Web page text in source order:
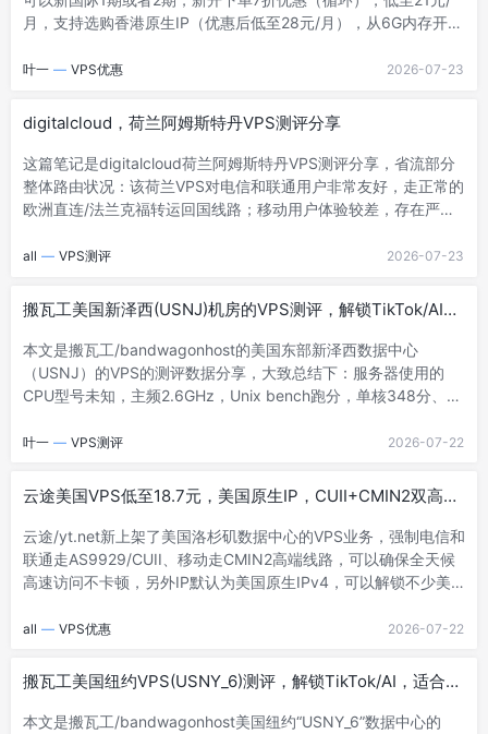
月，支持选购香港原生IP（优惠后低至28元/月），从6G内存开始
叶一 — VPS优惠 2026-07-23
digitalcloud，荷兰阿姆斯特丹VPS测评分享
这篇笔记是digitalcloud荷兰阿姆斯特丹VPS测评分享，省流部分
整体路由状况：该荷兰VPS对电信和联通用户非常友好，走正常的
欧洲直连/法兰克福转运回国线路；移动用户体验较差，存在严重
all — VPS测评 2026-07-23
搬瓦工美国新泽西(USNJ)机房的VPS测评，解锁TikTok/AI，
本文是搬瓦工/bandwagonhost的美国东部新泽西数据中心
（USNJ）的VPS的测评数据分享，大致总结下：服务器使用的
CPU型号未知，主频2.6GHz，Unix bench跑分，单核348分、3
叶一 — VPS测评 2026-07-22
云途美国VPS低至18.7元，美国原生IP，CUII+CMIN2双高端
云途/yt.net新上架了美国洛杉矶数据中心的VPS业务，强制电信和
联通走AS9929/CUII、移动走CMIN2高端线路，可以确保全天候
高速访问不卡顿，另外IP默认为美国原生IPv4，可以解锁不少美国
all — VPS优惠 2026-07-22
搬瓦工美国纽约VPS(USNY_6)测评，解锁TikTok/AI，适合联
本文是搬瓦工/bandwagonhost美国纽约“USNY_6”数据中心的